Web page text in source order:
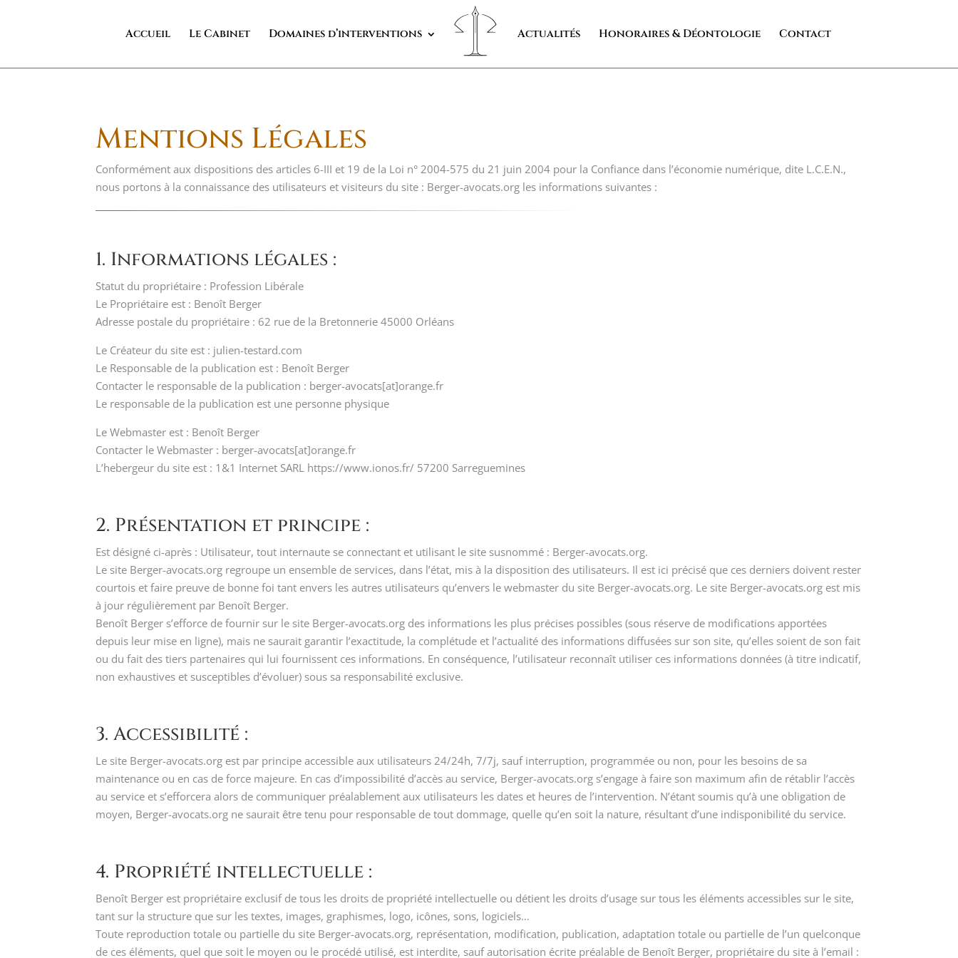
Accueil Le Cabinet Domaines d’interventions Actualités Honoraires & Déontologie Contact
Mentions Légales
Conformément aux dispositions des articles 6-III et 19 de la Loi n° 2004-575 du 21 juin 2004 pour la Confiance dans l’économie numérique, dite L.C.E.N.,
nous portons à la connaissance des utilisateurs et visiteurs du site : Berger-avocats.org les informations suivantes :
1. Informations légales :
Statut du propriétaire : Profession Libérale
Le Propriétaire est : Benoît Berger
Adresse postale du propriétaire : 62 rue de la Bretonnerie 45000 Orléans
Le Créateur du site est : julien-testard.com
Le Responsable de la publication est : Benoît Berger
Contacter le responsable de la publication : berger-avocats[at]orange.fr
Le responsable de la publication est une personne physique
Le Webmaster est : Benoît Berger
Contacter le Webmaster : berger-avocats[at]orange.fr
L’hebergeur du site est : 1&1 Internet SARL https://www.ionos.fr/ 57200 Sarreguemines
2. Présentation et principe :
Est désigné ci-après : Utilisateur, tout internaute se connectant et utilisant le site susnommé : Berger-avocats.org.
Le site Berger-avocats.org regroupe un ensemble de services, dans l’état, mis à la disposition des utilisateurs. Il est ici précisé que ces derniers doivent rester
courtois et faire preuve de bonne foi tant envers les autres utilisateurs qu’envers le webmaster du site Berger-avocats.org. Le site Berger-avocats.org est mis
à jour régulièrement par Benoît Berger.
Benoît Berger s’efforce de fournir sur le site Berger-avocats.org des informations les plus précises possibles (sous réserve de modifications apportées
depuis leur mise en ligne), mais ne saurait garantir l’exactitude, la complétude et l’actualité des informations diffusées sur son site, qu’elles soient de son fait
ou du fait des tiers partenaires qui lui fournissent ces informations. En conséquence, l’utilisateur reconnaît utiliser ces informations données (à titre indicatif,
non exhaustives et susceptibles d’évoluer) sous sa responsabilité exclusive.
3. Accessibilité :
Le site Berger-avocats.org est par principe accessible aux utilisateurs 24/24h, 7/7j, sauf interruption, programmée ou non, pour les besoins de sa
maintenance ou en cas de force majeure. En cas d’impossibilité d’accès au service, Berger-avocats.org s’engage à faire son maximum afin de rétablir l’accès
au service et s’efforcera alors de communiquer préalablement aux utilisateurs les dates et heures de l’intervention. N’étant soumis qu’à une obligation de
moyen, Berger-avocats.org ne saurait être tenu pour responsable de tout dommage, quelle qu’en soit la nature, résultant d’une indisponibilité du service.
4. Propriété intellectuelle :
Benoît Berger est propriétaire exclusif de tous les droits de propriété intellectuelle ou détient les droits d’usage sur tous les éléments accessibles sur le site,
tant sur la structure que sur les textes, images, graphismes, logo, icônes, sons, logiciels…
Toute reproduction totale ou partielle du site Berger-avocats.org, représentation, modification, publication, adaptation totale ou partielle de l’un quelconque
de ces éléments, quel que soit le moyen ou le procédé utilisé, est interdite, sauf autorisation écrite préalable de Benoît Berger, propriétaire du site à l’email :